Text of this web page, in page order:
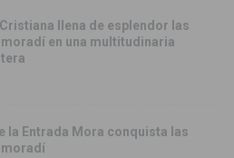
llena de esplendor las
en una multitudinaria
la Entrada Mora conquista las